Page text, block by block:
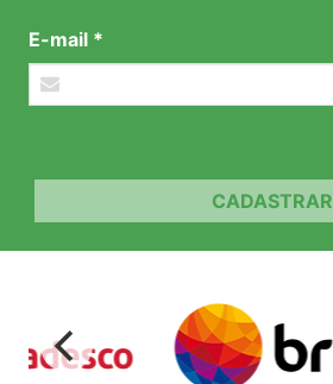
E-mail *
CADASTRAR